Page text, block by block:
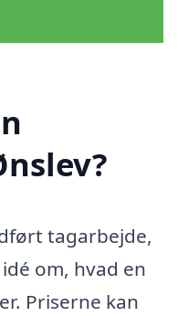
tagarbejde,
om, hvad en
Priserne kan